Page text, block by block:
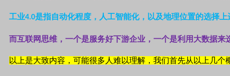
工业4.0是指自动化程度，人工智能化，以及地理位置的选择上
而互联网思维，一个是服务好下游企业，一个是利用大数据来
以上是大致内容，可能很多人难以理解，我们首先从以上几个